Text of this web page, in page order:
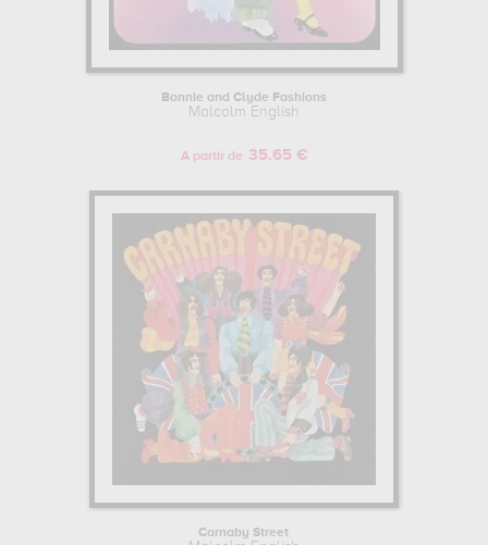
Bonnie and Clyde Fashions
Malcolm English
A partir de 35.65 €
Carnaby Street